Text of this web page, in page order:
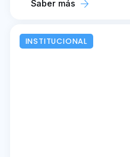
Saber más
INSTITUCIONAL